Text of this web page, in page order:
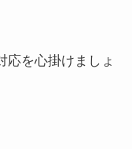
応を心掛けましょ